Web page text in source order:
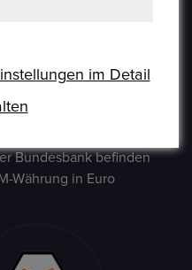
/ Gebot kaufen und
an. Mit diesem
Bundesbank befinden
Währung in Euro
im Detail